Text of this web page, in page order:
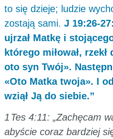
to się dzieje; ludzie
zostają sami. J 19:26-
ujrzał Matkę i
którego miłował,
oto syn Twój».
«Oto Matka twoja». I
wziął Ją do siebie.”
1 Tes 4:11: „Zachęcam
abyście coraz bardziej